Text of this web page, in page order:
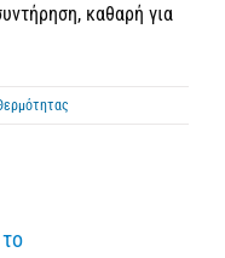
καθαρή για